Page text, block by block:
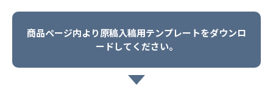
商品ページ内より原稿入稿用テンプレートをダウンロ
ードしてください。